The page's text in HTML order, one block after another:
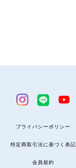
プライバシーポリシー
特定商取引法に基づく表記
会員規約